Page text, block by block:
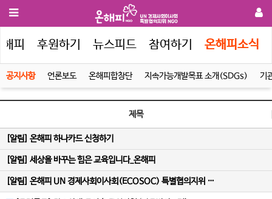
피 후원하기 뉴스피드 참여하기 온해피소식
공지사항 언론보도 온해피합창단 지속가능개발목표 소개(SDGs) 기
제목
[알림] 온해피 하나카드 신청하기
[알림] 세상을 바꾸는 힘은 교육입니다_온해피
[알림] 온해피 UN 경제사회이사회(ECOSOC) 특별협의지위 …